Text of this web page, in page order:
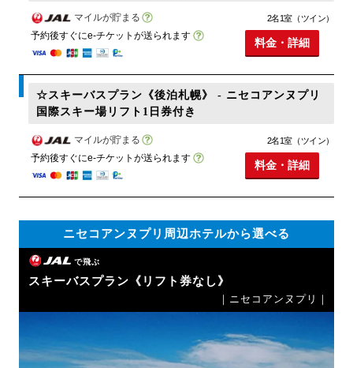
マイルが貯まる
予約後すぐにe-チケットが送られます
2名1室（ツイン）
料金・詳細
☆スキーバスプラン《後泊札幌》 - ニセコアンヌプリ
国際スキー場リフト1日券付き
マイルが貯まる
予約後すぐにe-チケットが送られます
2名1室（ツイン）
料金・詳細
ニセコアンヌプリ周辺ホテルから選べる
で飛ぶ
スキーバスプラン《リフト券なし》
｜ニセコアンヌプリ｜